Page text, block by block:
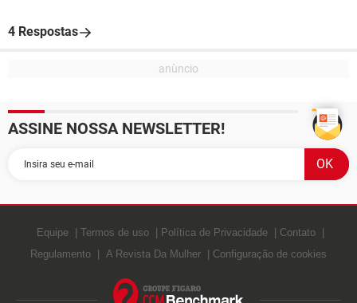
4 Respostas
ASSINE NOSSA NEWSLETTER!
Equipe Termos de uso Política de Privacidade
Contato
Regulamento
A Revista Da Mulher Configuração de cookies